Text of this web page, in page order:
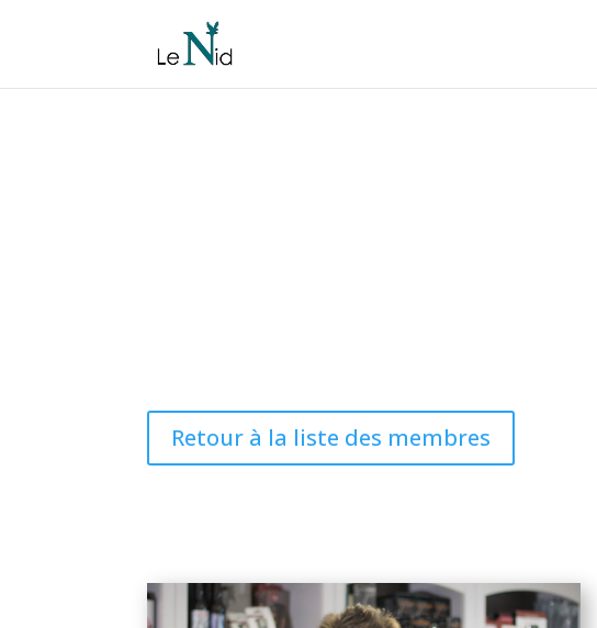
Retour à la liste des membres